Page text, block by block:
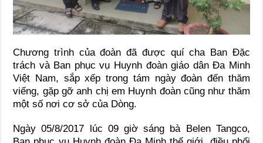
Chương trình của đoàn đã được quí cha Ban Đặc
trách và Ban phục vụ Huynh đoàn giáo dân Đa Minh
Việt Nam, sắp xếp trong tám ngày đoàn đến thăm
viếng, gặp gỡ anh chị em Huynh đoàn cũng như thăm
một số nơi cơ sở của Dòng.
Ngày 05/8/2017 lúc 09 giờ sáng bà Belen Tangco,